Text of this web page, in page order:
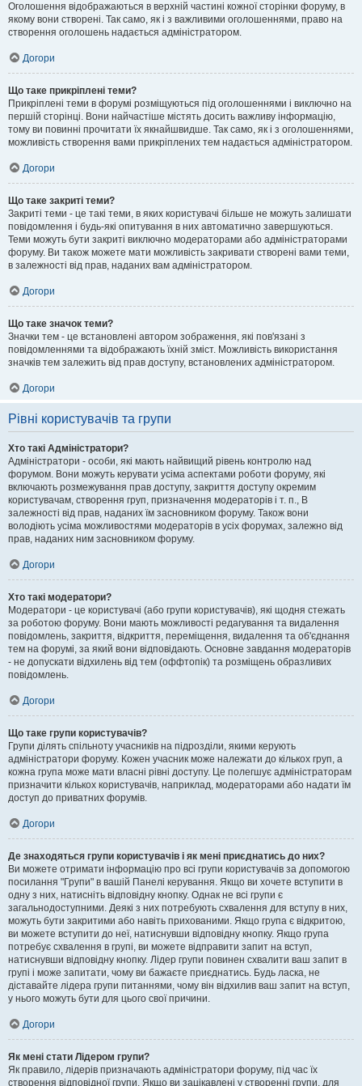
Оголошення відображаються в верхній частині кожної сторінки форуму, в
якому вони створені. Так само, як і з важливими оголошеннями, право на
створення оголошень надається адміністратором.
Догори
Що таке прикріплені теми?
Прикріплені теми в форумі розміщуються під оголошеннями і виключно на
першій сторінці. Вони найчастіше містять досить важливу інформацію,
тому ви повинні прочитати їх якнайшвидше. Так само, як і з оголошеннями,
можливість створення вами прикріплених тем надається адміністратором.
Догори
Що таке закриті теми?
Закриті теми - це такі теми, в яких користувачі більше не можуть залишати
повідомлення і будь-які опитування в них автоматично завершуються.
Теми можуть бути закриті виключно модераторами або адміністраторами
форуму. Ви також можете мати можливість закривати створені вами теми,
в залежності від прав, наданих вам адміністратором.
Догори
Що таке значок теми?
Значки тем - це встановлені автором зображення, які пов'язані з
повідомленнями та відображають їхній зміст. Можливість використання
значків тем залежить від прав доступу, встановлених адміністратором.
Догори
Рівні користувачів та групи
Хто такі Адміністратори?
Адміністратори - особи, які мають найвищий рівень контролю над
форумом. Вони можуть керувати усіма аспектами роботи форуму, які
включають розмежування прав доступу, закриття доступу окремим
користувачам, створення груп, призначення модераторів і т. п., В
залежності від прав, наданих їм засновником форуму. Також вони
володіють усіма можливостями модераторів в усіх форумах, залежно від
прав, наданих ним засновником форуму.
Догори
Хто такі модератори?
Модератори - це користувачі (або групи користувачів), які щодня стежать
за роботою форуму. Вони мають можливості редагування та видалення
повідомлень, закриття, відкриття, переміщення, видалення та об'єднання
тем на форумі, за який вони відповідають. Основне завдання модераторів
- не допускати відхилень від тем (оффтопік) та розміщень образливих
повідомлень.
Догори
Що таке групи користувачів?
Групи ділять спільноту учасників на підрозділи, якими керують
адміністратори форуму. Кожен учасник може належати до кількох груп, а
кожна група може мати власні рівні доступу. Це полегшує адміністраторам
призначити кількох користувачів, наприклад, модераторами або надати їм
доступ до приватних форумів.
Догори
Де знаходяться групи користувачів і як мені приєднатись до них?
Ви можете отримати інформацію про всі групи користувачів за допомогою
посилання "Групи" в вашій Панелі керування. Якщо ви хочете вступити в
одну з них, натисніть відповідну кнопку. Однак не всі групи є
загальнодоступними. Деякі з них потребують схвалення для вступу в них,
можуть бути закритими або навіть прихованими. Якщо група є відкритою,
ви можете вступити до неї, натиснувши відповідну кнопку. Якщо група
потребує схвалення в групі, ви можете відправити запит на вступ,
натиснувши відповідну кнопку. Лідер групи повинен схвалити ваш запит в
групі і може запитати, чому ви бажаєте приєднатись. Будь ласка, не
діставайте лідера групи питаннями, чому він відхилив ваш запит на вступ,
у нього можуть бути для цього свої причини.
Догори
Як мені стати Лідером групи?
Як правило, лідерів призначають адміністратори форуму, під час їх
створення відповідної групи. Якщо ви зацікавлені у створенні групи, для